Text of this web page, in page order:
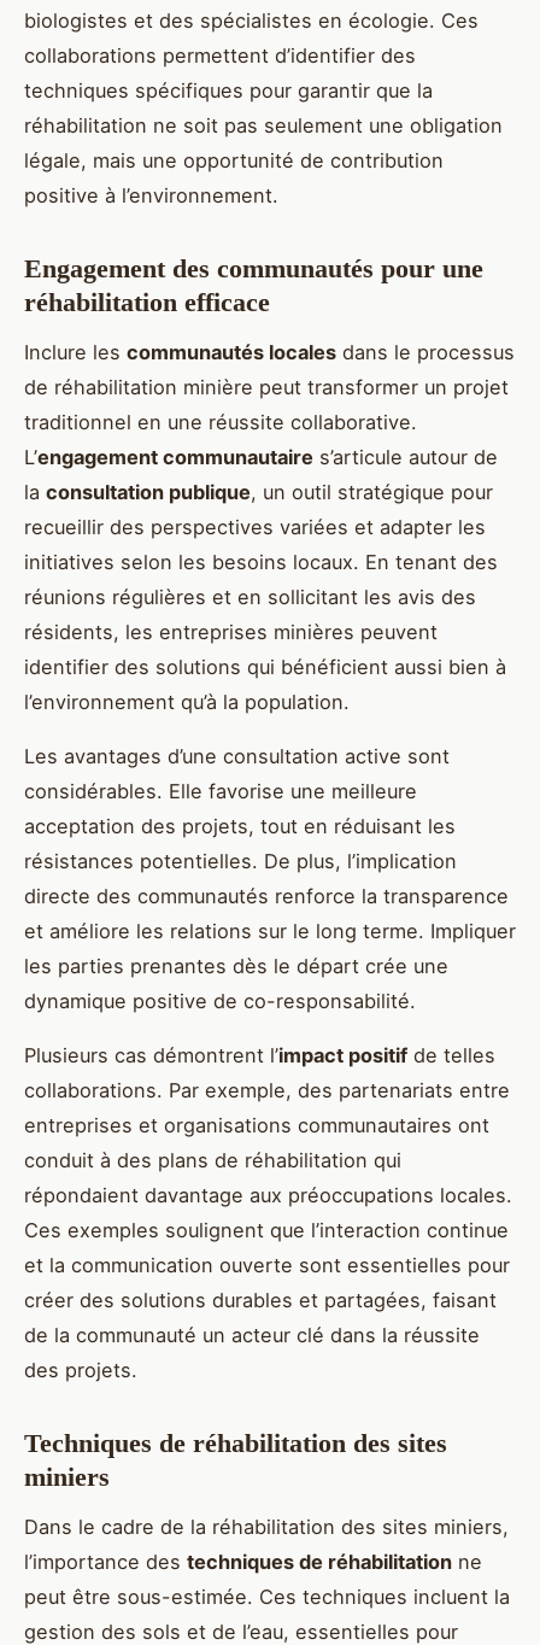
biologistes et des spécialistes en écologie. Ces
collaborations permettent d’identifier des
techniques spécifiques pour garantir que la
réhabilitation ne soit pas seulement une obligation
légale, mais une opportunité de contribution
positive à l’environnement.
Engagement des communautés pour une
réhabilitation efficace
Inclure les communautés locales dans le processus
de réhabilitation minière peut transformer un projet
traditionnel en une réussite collaborative.
L’engagement communautaire s’articule autour de
la consultation publique, un outil stratégique pour
recueillir des perspectives variées et adapter les
initiatives selon les besoins locaux. En tenant des
réunions régulières et en sollicitant les avis des
résidents, les entreprises minières peuvent
identifier des solutions qui bénéficient aussi bien à
l’environnement qu’à la population.
Les avantages d’une consultation active sont
considérables. Elle favorise une meilleure
acceptation des projets, tout en réduisant les
résistances potentielles. De plus, l’implication
directe des communautés renforce la transparence
et améliore les relations sur le long terme. Impliquer
les parties prenantes dès le départ crée une
dynamique positive de co-responsabilité.
Plusieurs cas démontrent l’impact positif de telles
collaborations. Par exemple, des partenariats entre
entreprises et organisations communautaires ont
conduit à des plans de réhabilitation qui
répondaient davantage aux préoccupations locales.
Ces exemples soulignent que l’interaction continue
et la communication ouverte sont essentielles pour
créer des solutions durables et partagées, faisant
de la communauté un acteur clé dans la réussite
des projets.
Techniques de réhabilitation des sites
miniers
Dans le cadre de la réhabilitation des sites miniers,
l’importance des techniques de réhabilitation ne
peut être sous-estimée. Ces techniques incluent la
gestion des sols et de l’eau, essentielles pour